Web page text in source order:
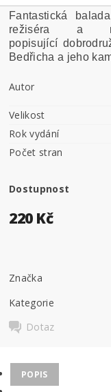
Fantastická
režiséra a
popisující
Bedřicha a jeho
Autor
Velikost
Rok vydání
Počet stran
Dostupnost
220 Kč
Značka
Kategorie
Dotaz
POPIS